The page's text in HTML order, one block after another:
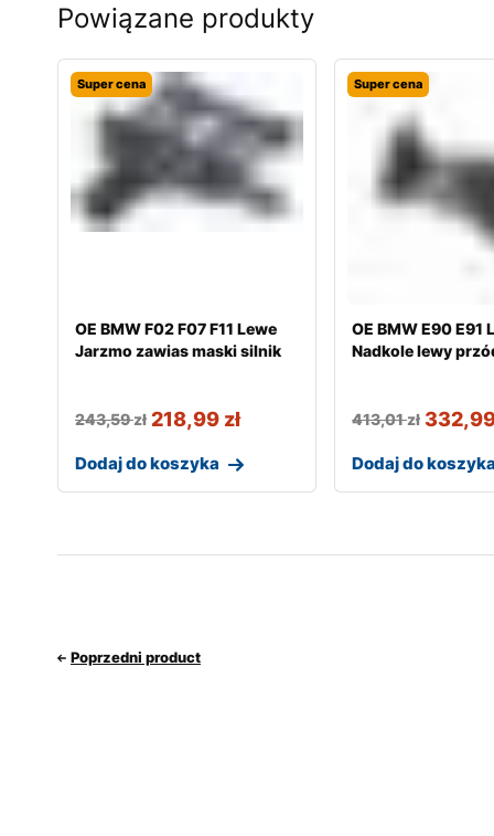
Powiązane produkty
Super cena
OE BMW F02 F07 F11 Lewe
Jarzmo zawias maski silnik
243,59zł 218,99 zł
Dodaj do koszyka
Super cena
OE BMW E90 E91
Nadkole lewy
413,01zł
Dodaj do
Poprzedni product